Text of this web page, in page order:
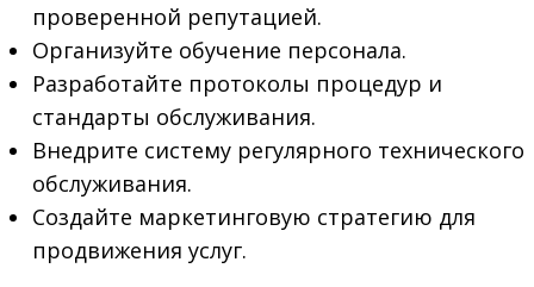
проверенной репутацией.
Организуйте обучение персонала.
Разработайте протоколы процедур и
стандарты обслуживания.
Внедрите систему регулярного технического
обслуживания.
Создайте маркетинговую стратегию для
продвижения услуг.